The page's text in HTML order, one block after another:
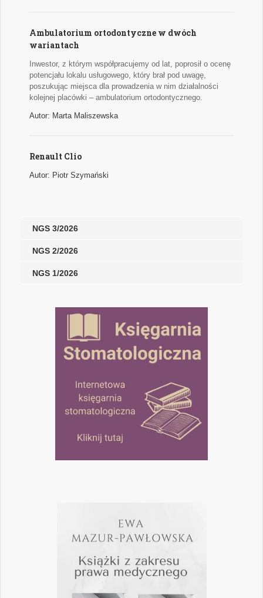
Ambulatorium ortodontyczne w dwóch
wariantach
Inwestor, z którym współpracujemy od lat, poprosił o ocenę
potencjału lokalu usługowego, który brał pod uwagę,
poszukując miejsca dla prowadzenia w nim działalności
kolejnej placówki – ambulatorium ortodontycznego.
Autor: Marta Maliszewska
Renault Clio
Autor: Piotr Szymański
NGS 3/2026
NGS 2/2026
NGS 1/2026